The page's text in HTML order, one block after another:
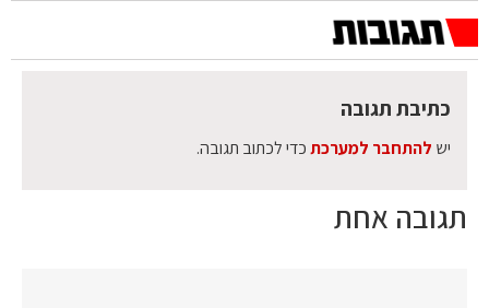
תגובה אחת
כתיבת תגובה
יש להתחבר למערכתכדי לכתוב תגובה.